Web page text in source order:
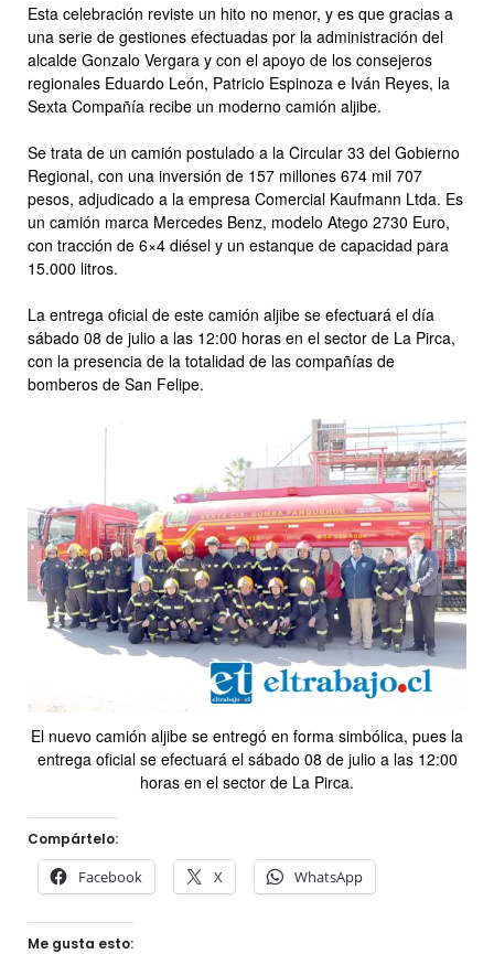
Esta celebración reviste un hito no menor, y es que gracias a
una serie de gestiones efectuadas por la administración del
alcalde Gonzalo Vergara y con el apoyo de los consejeros
regionales Eduardo León, Patricio Espinoza e Iván Reyes, la
Sexta Compañía recibe un moderno camión aljibe.
Se trata de un camión postulado a la Circular 33 del Gobierno
Regional, con una inversión de 157 millones 674 mil 707
pesos, adjudicado a la empresa Comercial Kaufmann Ltda. Es
un camión marca Mercedes Benz, modelo Atego 2730 Euro,
con tracción de 6×4 diésel y un estanque de capacidad para
15.000 litros.
La entrega oficial de este camión aljibe se efectuará el día
sábado 08 de julio a las 12:00 horas en el sector de La Pirca,
con la presencia de la totalidad de las compañías de
bomberos de San Felipe.
El nuevo camión aljibe se entregó en forma simbólica, pues la
entrega oficial se efectuará el sábado 08 de julio a las 12:00
horas en el sector de La Pirca.
Compártelo:
Facebook X WhatsApp
Me gusta esto: